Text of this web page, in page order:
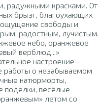
радужными красками. От
брызг, благоухающих
ощущение свободы и
радостным, лучистым.
небо, оранжевое
верблюд...»
настроение -
работы о незабываемом
натюрморты,
поделки, весёлые
летом со